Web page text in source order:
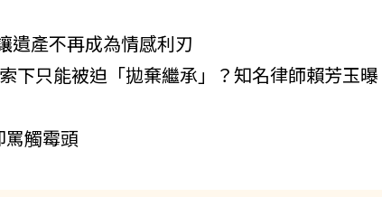
遺產不再成為情感利刃
下只能被迫「拋棄繼承」？知名律師賴芳玉
罵觸霉頭